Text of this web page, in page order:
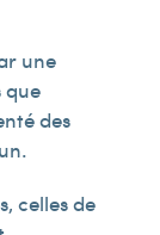
une
que
des
celles de